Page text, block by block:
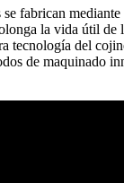
fabrican
la vida útil de
tecnología del
de maquinado